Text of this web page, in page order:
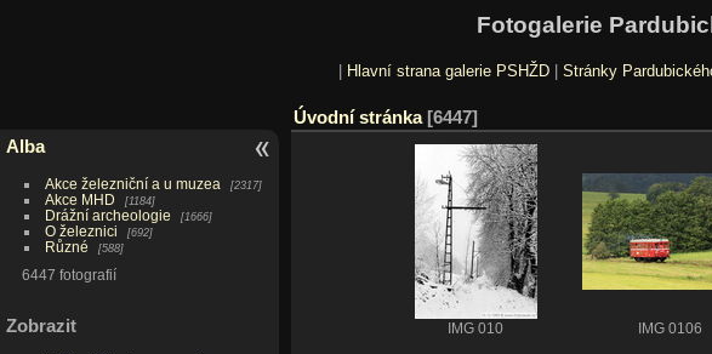
Fotogalerie
Hlavní strana galerie PSHŽD| Stránky
Alba
Akce železniční a u muzea 2317
Akce MHD 1184
Drážní archeologie 1666
O železnici 692
Různé 588
6447 fotografií
Zobrazit
Úvodní stránka 6447
IMG 010 IMG 0106